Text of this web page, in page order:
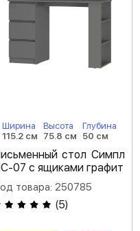
Ширина
115.2 см
Высота
75.8 см
Глубина
50 см
стол Симпл
07 с ящиками графит
товара: 250785
(5)